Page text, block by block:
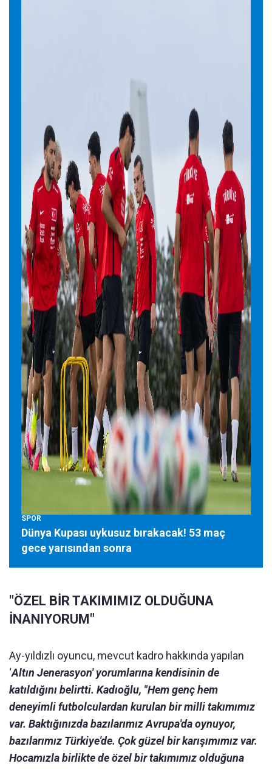
SPOR
Dünya Kupası uykusuz bırakacak! 53 maç
gece yarısından sonra
"ÖZEL BİR TAKIMIMIZ OLDUĞUNA
İNANIYORUM"
Ay-yıldızlı oyuncu, mevcut kadro hakkında yapılan
‘Altın Jenerasyon' yorumlarına kendisinin de
katıldığını belirtti. Kadıoğlu, "Hem genç hem
deneyimli futbolculardan kurulan bir milli takımımız
var. Baktığınızda bazılarımız Avrupa'da oynuyor,
bazılarımız Türkiye'de. Çok güzel bir karışımımız var.
Hocamızla birlikte de özel bir takımımız olduğuna